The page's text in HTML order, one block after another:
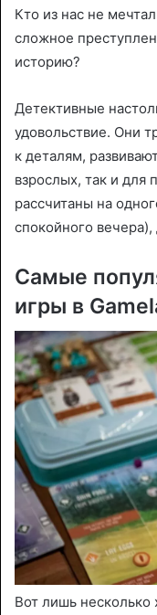
Кто из нас не
сложное
историю?
Детективные
удовольствие. Они
к деталям,
взрослых, так и для
рассчитаны на
спокойного
Самые
игры в
Вот лишь несколько